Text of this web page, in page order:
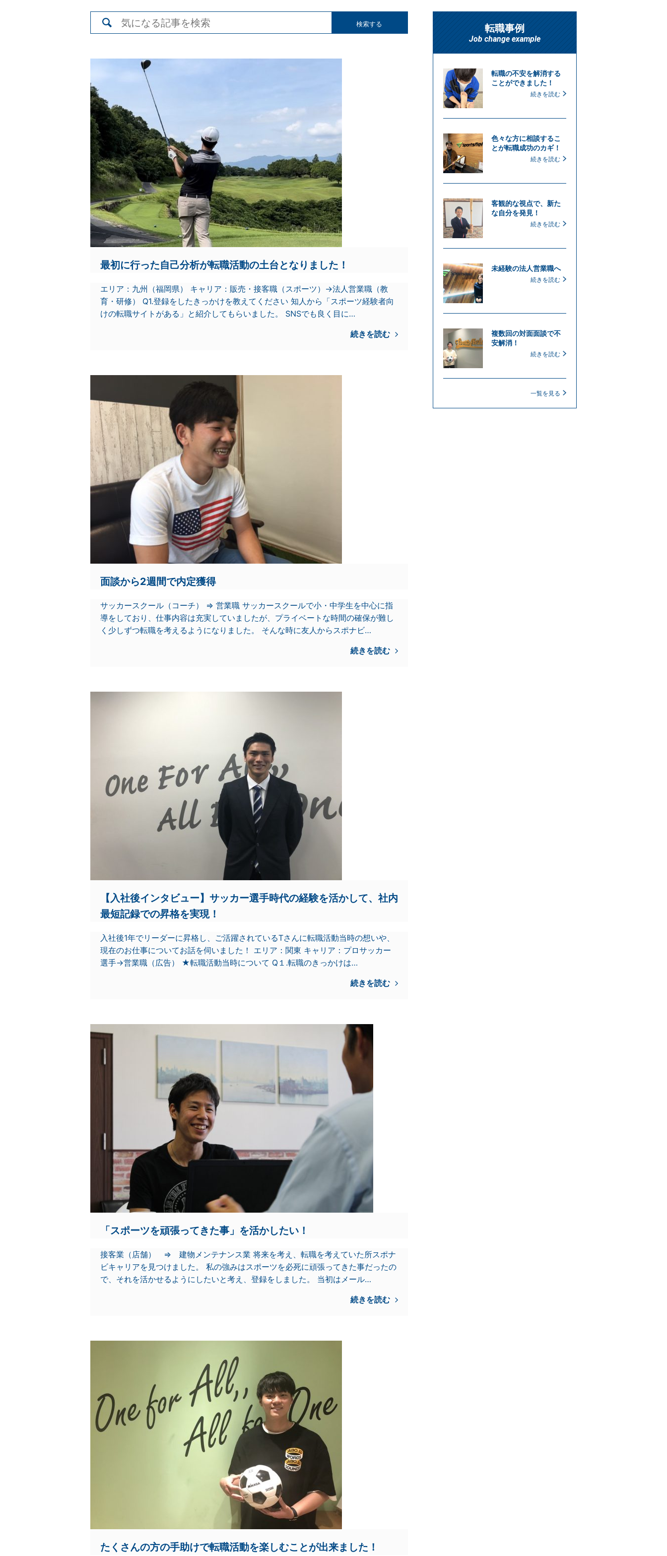
最初に行った自己分析が転職活動の土台となりました！
エリア：九州（福岡県） キャリア：販売・接客職（スポーツ）→法人営業職（教
育・研修） Q1.登録をしたきっかけを教えてください 知人から「スポーツ経験者向
けの転職サイトがある」と紹介してもらいました。 SNSでも良く目に…
続きを読む
面談から2週間で内定獲得
サッカースクール（コーチ） ⇒ 営業職 サッカースクールで小・中学生を中心に指
導をしており、仕事内容は充実していましたが、プライベートな時間の確保が難し
く少しずつ転職を考えるようになりました。 そんな時に友人からスポナビ…
続きを読む
【入社後インタビュー】サッカー選手時代の経験を活かして、社内
最短記録での昇格を実現！
入社後1年でリーダーに昇格し、ご活躍されているTさんに転職活動当時の想いや、
現在のお仕事についてお話を伺いました！ エリア：関東 キャリア：プロサッカー
選手→営業職（広告） ★転職活動当時について Q１.転職のきっかけは…
続きを読む
「スポーツを頑張ってきた事」を活かしたい！
接客業（店舗） ⇒ 建物メンテナンス業 将来を考え、転職を考えていた所スポナ
ビキャリアを見つけました。 私の強みはスポーツを必死に頑張ってきた事だったの
で、それを活かせるようにしたいと考え、登録をしました。 当初はメール…
続きを読む
たくさんの方の手助けで転職活動を楽しむことが出来ました！
転職事例
Job change example
転職の不安を解消する
ことができました！
続きを読む
色々な方に相談するこ
とが転職成功のカギ！
続きを読む
客観的な視点で、新た
な自分を発見！
続きを読む
未経験の法人営業職へ
続きを読む
複数回の対面面談で不
安解消！
続きを読む
一覧を見る